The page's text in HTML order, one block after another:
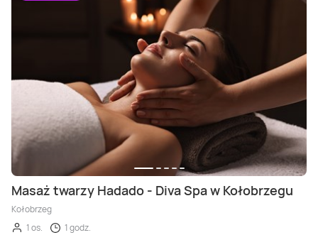
Masaż twarzy Hadado - Diva Spa w Kołobrzegu
Kołobrzeg
1 os.
1 godz.